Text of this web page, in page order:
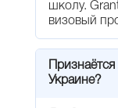
школу.
визовый
Украине?